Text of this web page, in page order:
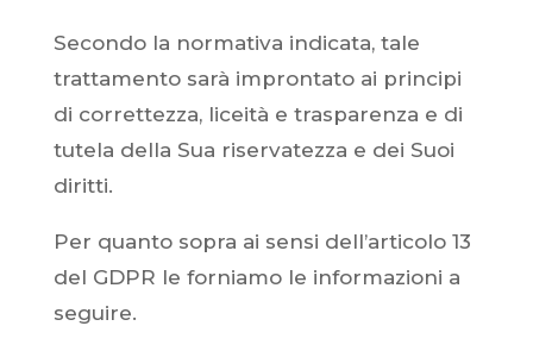
Secondo la normativa indicata, tale
trattamento sarà improntato ai principi
di correttezza, liceità e trasparenza e di
tutela della Sua riservatezza e dei Suoi
diritti.
Per quanto sopra ai sensi dell’articolo 13
del GDPR le forniamo le informazioni a
seguire.